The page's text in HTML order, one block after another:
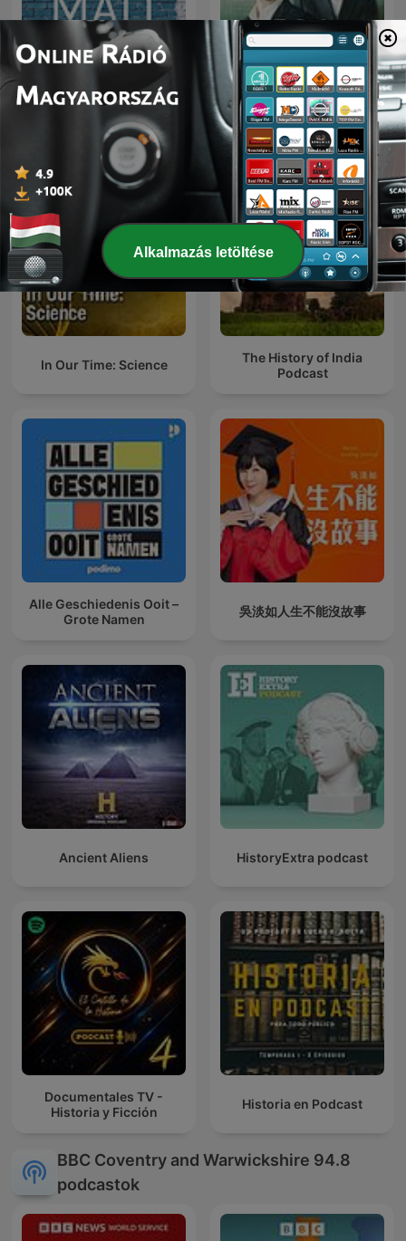
MALÍ The Rest Is Classified
In Our Time: Science
The History of India
Podcast
Alle Geschiedenis Ooit –
Grote Namen
吳淡如人生不能沒故事
Ancient Aliens HistoryExtra podcast
Documentales TV -
Historia y Ficción
Historia en Podcast
BBC Coventry and Warwickshire 94.8
podcastok
Alkalmazás letöltése